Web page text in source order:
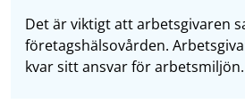
Det är viktigt att arbetsgivaren
företagshälsovården.
kvar sitt ansvar för arbetsmiljön.